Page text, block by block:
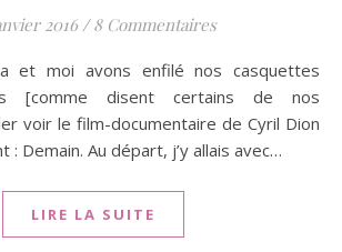
2016 / 8 Commentaires
[comme disent certains de nos
voir le film-documentaire de Cyril Dion
: Demain. Au départ, j’y allais avec…
LIRE LA SUITE